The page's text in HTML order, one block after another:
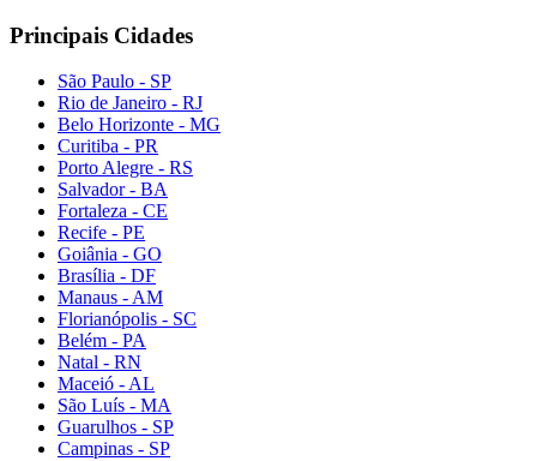
Principais Cidades
São Paulo - SP
Rio de Janeiro - RJ
Belo Horizonte - MG
Curitiba - PR
Porto Alegre - RS
Salvador - BA
Fortaleza - CE
Recife - PE
Goiânia - GO
Brasília - DF
Manaus - AM
Florianópolis - SC
Belém - PA
Natal - RN
Maceió - AL
São Luís - MA
Guarulhos - SP
Campinas - SP